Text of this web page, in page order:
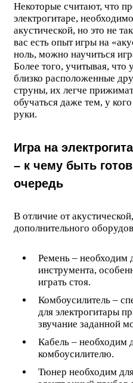
Некоторые считают, что
электрогитаре,
акустической, но это не
вас есть опыт игры на
ноль, можно научиться
Более того, учитывая, что
близко расположенные
струны, их легче
обучаться даже тем, у
руки.
Игра на
– к чему быть
очередь
В отличие от
дополнительного
Ремень – необходим
инструмента,
играть стоя.
Комбоусилитель –
для электрогитары
звучание заданной
Кабель – необходим
комбоусилителю.
Тюнер необходим